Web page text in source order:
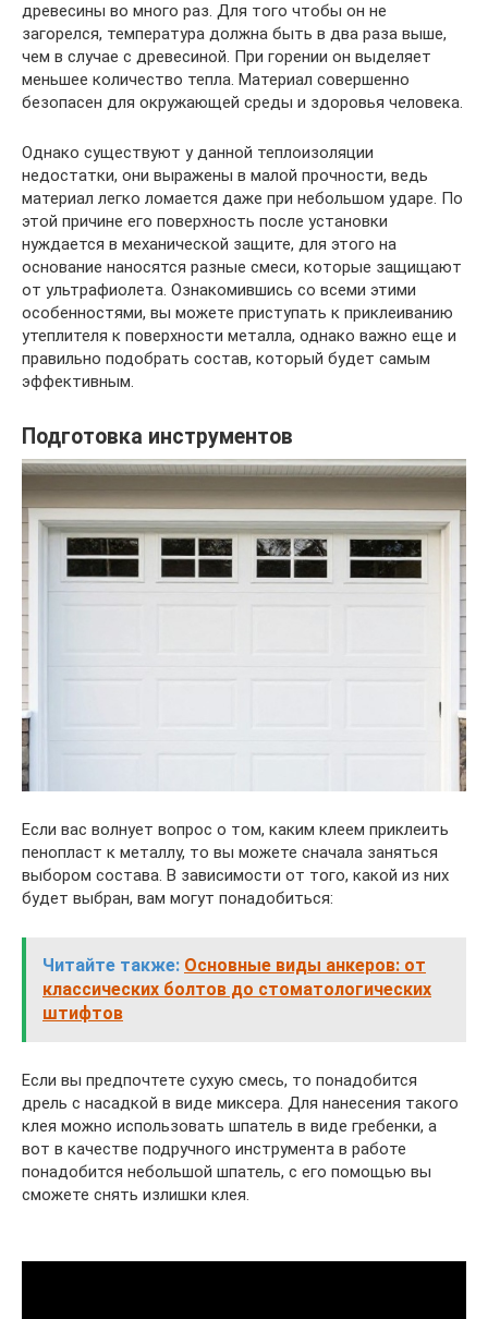
древесины во много раз. Для того чтобы он не
загорелся, температура должна быть в два раза выше,
чем в случае с древесиной. При горении он выделяет
меньшее количество тепла. Материал совершенно
безопасен для окружающей среды и здоровья человека.
Однако существуют у данной теплоизоляции
недостатки, они выражены в малой прочности, ведь
материал легко ломается даже при небольшом ударе. По
этой причине его поверхность после установки
нуждается в механической защите, для этого на
основание наносятся разные смеси, которые защищают
от ультрафиолета. Ознакомившись со всеми этими
особенностями, вы можете приступать к приклеиванию
утеплителя к поверхности металла, однако важно еще и
правильно подобрать состав, который будет самым
эффективным.
Подготовка инструментов
Если вас волнует вопрос о том, каким клеем приклеить
пенопласт к металлу, то вы можете сначала заняться
выбором состава. В зависимости от того, какой из них
будет выбран, вам могут понадобиться:
Читайте также: Основные виды анкеров: от
классических болтов до стоматологических
штифтов
Если вы предпочтете сухую смесь, то понадобится
дрель с насадкой в виде миксера. Для нанесения такого
клея можно использовать шпатель в виде гребенки, а
вот в качестве подручного инструмента в работе
понадобится небольшой шпатель, с его помощью вы
сможете снять излишки клея.